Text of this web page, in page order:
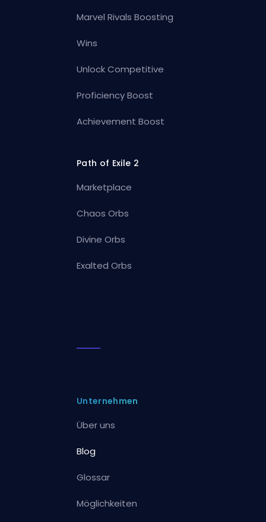
Marvel Rivals Boosting
Wins
Unlock Competitive
Proficiency Boost
Achievement Boost
Path of Exile 2
Marketplace
Chaos Orbs
Divine Orbs
Exalted Orbs
Unternehmen
Über uns
Blog
Glossar
Möglichkeiten